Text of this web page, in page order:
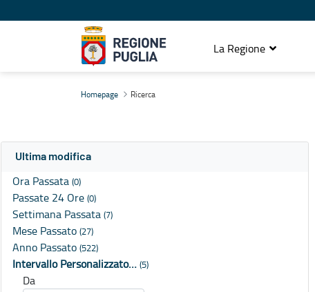
La Regione
Homepage Ricerca
Ultima modifica
Ora Passata (0)
Passate 24 Ore (0)
Settimana Passata (7)
Mese Passato (27)
Anno Passato (522)
Intervallo Personalizzato… (5)
Da